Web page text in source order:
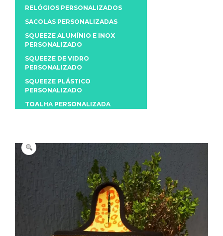
RELÓGIOS PERSONALIZADOS
SACOLAS PERSONALIZADAS
SQUEEZE ALUMÍNIO E INOX
PERSONALIZADO
SQUEEZE DE VIDRO
PERSONALIZADO
SQUEEZE PLÁSTICO
PERSONALIZADO
TOALHA PERSONALIZADA